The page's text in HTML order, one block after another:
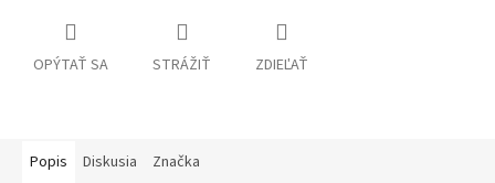
OPÝTAŤ SA STRÁŽIŤ ZDIEĽAŤ
Popis Diskusia Značka